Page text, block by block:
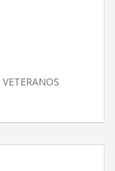
VETERANOS